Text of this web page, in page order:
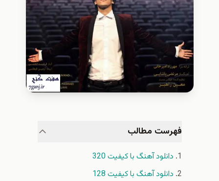
مطالب
دانلود آهنگ با کیفیت 320
دانلود آهنگ با کیفیت 128